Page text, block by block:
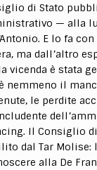
di Stato
— alla
E lo fa
ma dall’altro
vicenda è stata
nemmeno il
le perdite
Il Consiglio
dal Tar Molise:
alla De